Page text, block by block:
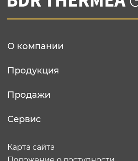
конфеденциальности
О компании
Продукция
Продажи
Сервис
Карта сайта